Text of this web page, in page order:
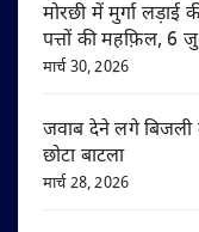
मोरछी में मुर्गा
पत्तों की महफ़िल, 6
मार्च 30, 2026
जवाब देने लगे बिजली
छोटा बाटला
मार्च 28, 2026